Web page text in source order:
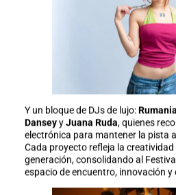
Y un bloque de DJs de lujo:
DanseyyJuana Ruda, quienes
electrónica para mantener la pista
Cada proyecto refleja la
generación, consolidando al
espacio de encuentro, innovación y